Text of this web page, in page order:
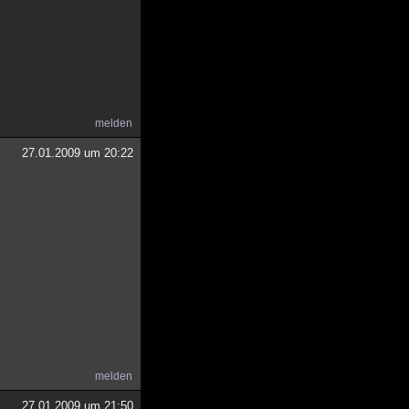
melden
27.01.2009 um 20:22
melden
27.01.2009 um 21:50